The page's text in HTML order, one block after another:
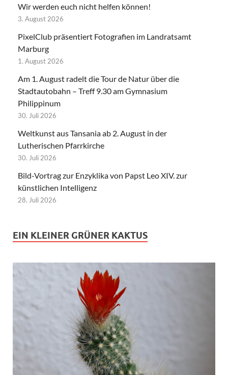
Wir werden euch nicht helfen können!
3. August 2026
PixelClub präsentiert Fotografien im Landratsamt
Marburg
1. August 2026
Am 1. August radelt die Tour de Natur über die
Stadtautobahn – Treff 9.30 am Gymnasium
Philippinum
30. Juli 2026
Weltkunst aus Tansania ab 2. August in der
Lutherischen Pfarrkirche
30. Juli 2026
Bild-Vortrag zur Enzyklika von Papst Leo XIV. zur
künstlichen Intelligenz
28. Juli 2026
EIN KLEINER GRÜNER KAKTUS